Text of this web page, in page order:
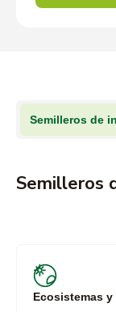
Semilleros de
Semilleros
Ecosistemas y